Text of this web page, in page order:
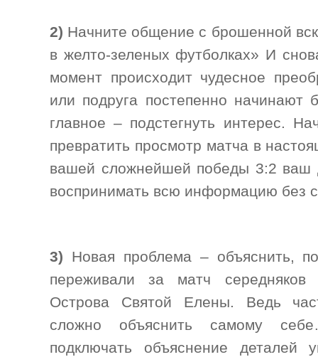
2) Начните общение с брошенной
в желто-зеленых футболках» И
момент происходит чудесное
или подруга постепенно начинают
главное – подстегнуть интерес.
превратить просмотр матча в
вашей сложнейшей победы 3:2 ваш
воспринимать всю информацию без
3) Новая проблема – объяснить,
переживали за матч середняков
Острова Святой Елены. Ведь
сложно объяснить самому
подключать объяснение деталей